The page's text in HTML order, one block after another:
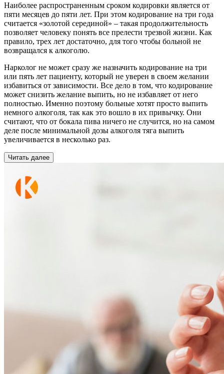
Наиболее распространенным сроком кодировки является от
пяти месяцев до пяти лет. При этом кодирование на три года
считается «золотой серединой» – такая продолжительность
позволяет человеку понять все прелести трезвой жизни. Как
правило, трех лет достаточно, для того чтобы больной не
возвращался к алкоголю.
Нарколог не может сразу же назначить кодирование на три
или пять лет пациенту, который не уверен в своем желании
избавиться от зависимости. Все дело в том, что кодирование
может снизить желание выпить, но не избавляет от него
полностью. Именно поэтому больные хотят просто выпить
немного алкоголя, так как это вошло в их привычку. Они
считают, что от бокала пива ничего не случится, но на самом
деле после минимальной дозы алкоголя тяга выпить
увеличивается в несколько раз.
Читать далее